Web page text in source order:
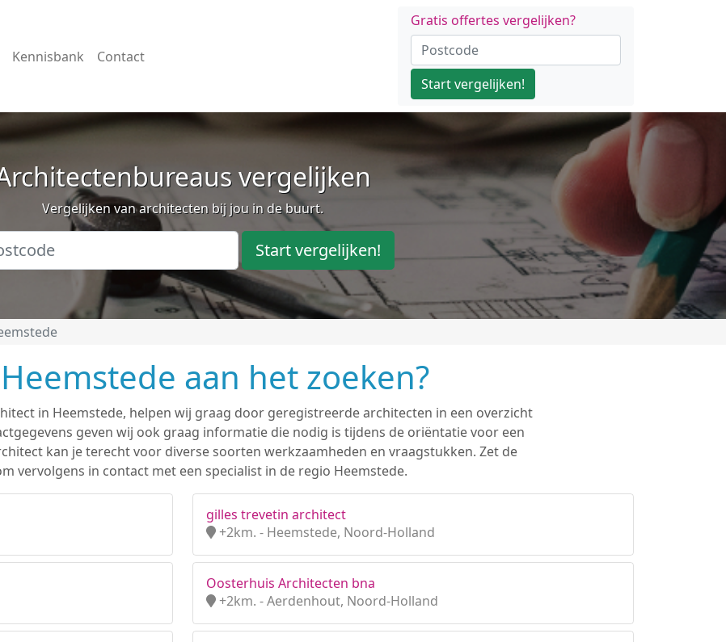
Kennisbank Contact
Gratis offertes vergelijken?
Start vergelijken!
vergelijken
Vergelijken van architecten bij jou in de buurt.
Start vergelijken!
aan het zoeken?
in Heemstede, helpen wij graag door geregistreerde architecten in een overzicht
geven wij ook graag informatie die nodig is tijdens de oriëntatie voor een
kan je terecht voor diverse soorten werkzaamheden en vraagstukken. Zet de
vervolgens in contact met een specialist in de regio Heemstede.
gilles trevetin architect
+2km. - Heemstede, Noord-Holland
Oosterhuis Architecten bna
+2km. - Aerdenhout, Noord-Holland